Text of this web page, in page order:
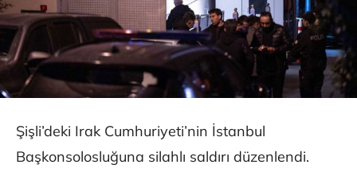
Şişli’deki Irak Cumhuriyeti’nin İstanbul
Başkonsolosluğuna silahlı saldırı düzenlendi.